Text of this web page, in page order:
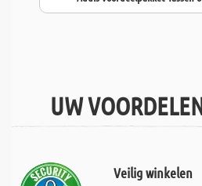
UW
Veilig winkelen